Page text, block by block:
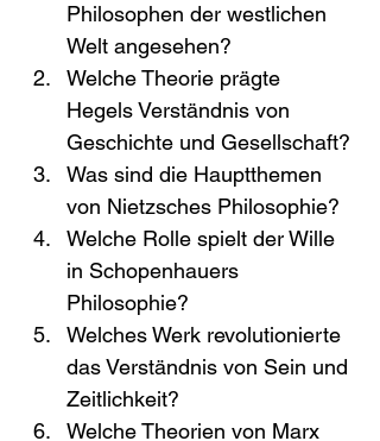
Philosophen der westlichen
Welt angesehen?
Welche Theorie prägte
Hegels Verständnis von
Geschichte und Gesellschaft?
Was sind die Hauptthemen
von Nietzsches Philosophie?
Welche Rolle spielt der Wille
in Schopenhauers
Philosophie?
Welches Werk revolutionierte
das Verständnis von Sein und
Zeitlichkeit?
Welche Theorien von Marx